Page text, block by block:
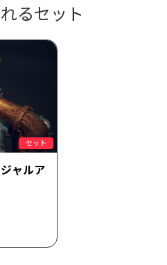
るセット
セット
ャルア